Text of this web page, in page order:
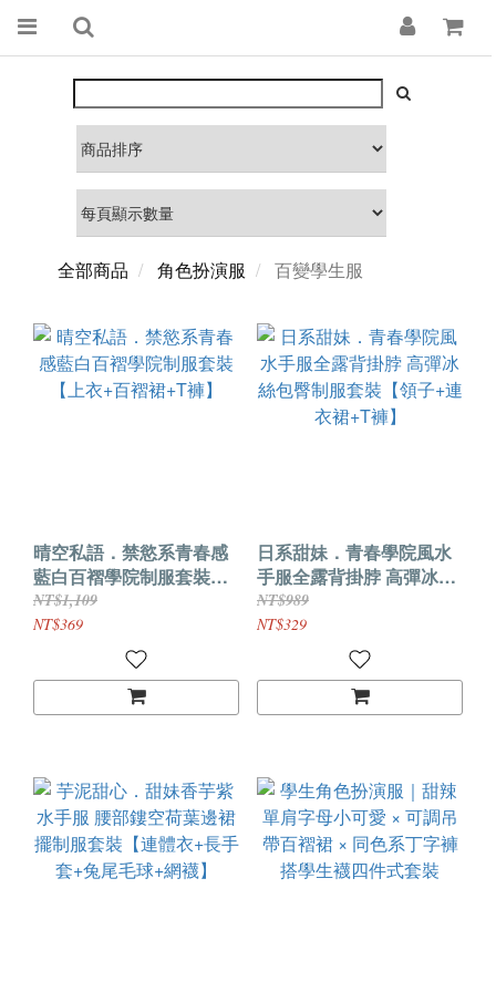
全部商品 角色扮演服 百變學生服
晴空私語．禁慾系青春感
藍白百褶學院制服套裝
【上衣+百褶裙+T褲】
NT$1,109
NT$369
日系甜妹．青春學院風水
手服全露背掛脖 高彈冰絲
包臀制服套裝【領子+連衣
裙+T褲】
NT$989
NT$329